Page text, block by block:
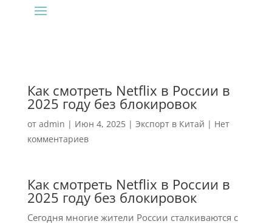
Как смотреть Netflix в России в
2025 году без блокировок
от admin | Июн 4, 2025| Экспорт в Китай | Нет
комментариев
Как смотреть Netflix в России в
2025 году без блокировок
Сегодня многие жители России сталкиваются с